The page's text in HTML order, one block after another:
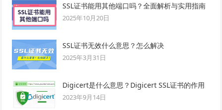
SSL证书能用其他端口吗？全面解析与实用指南
2025年10月20日
SSL证书无效什么意思？怎么解决
2025年3月31日
Digicert是什么意思？Digicert SSL证书的作用
2023年9月14日